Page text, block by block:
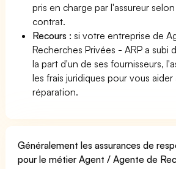
pris en charge par l'assureur
contrat.
Recours : si votre entreprise de
Recherches Privées - ARP a subi
la part d'un de ses fournisseurs,
les frais juridiques pour vous
réparation.
Généralement les assurances de
pour le métier Agent / Agente de